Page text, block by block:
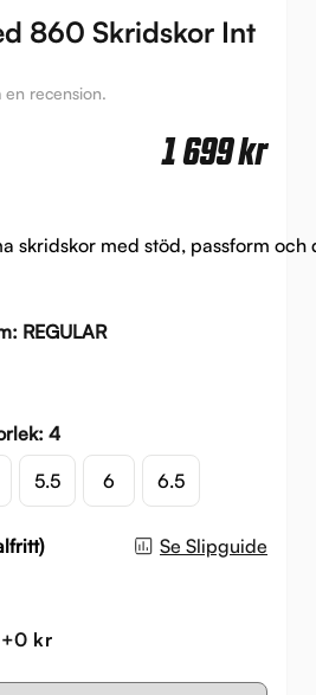
860 Skridskor Int
en recension.
1 699kr
skridskor med stöd, passform
REGULAR
4
5.5 6 6.5
Se Slipguide
kr